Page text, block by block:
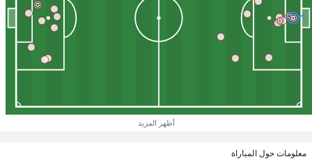
أظهر المزيد
معلومات حول المباراة